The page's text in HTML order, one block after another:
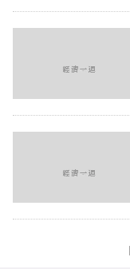
欄
區